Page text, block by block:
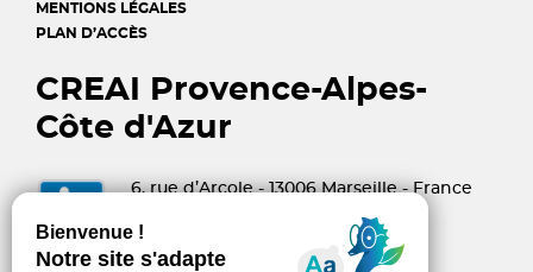
MENTIONS LÉGALES
PLAN D’ACCÈS
CREAI Provence-Alpes-
Côte d'Azur
6, rue d’Arcole - 13006 Marseille - France
contact@creai-pacacorse.com